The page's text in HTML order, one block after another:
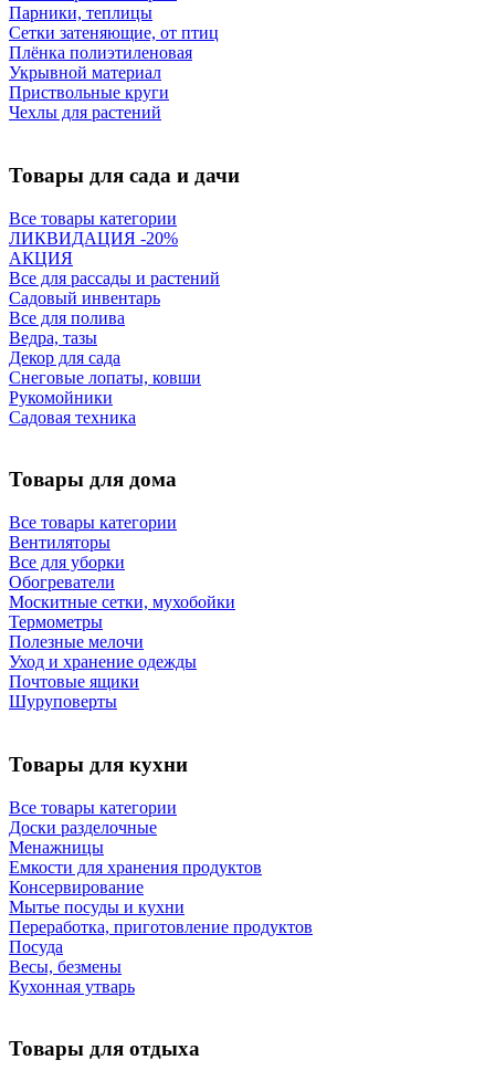
Парники, теплицы
Сетки затеняющие, от птиц
Плёнка полиэтиленовая
Укрывной материал
Приствольные круги
Чехлы для растений
Товары для сада и дачи
Все товары категории
ЛИКВИДАЦИЯ -20%
АКЦИЯ
Все для рассады и растений
Садовый инвентарь
Все для полива
Ведра, тазы
Декор для сада
Снеговые лопаты, ковши
Рукомойники
Садовая техника
Товары для дома
Все товары категории
Вентиляторы
Все для уборки
Обогреватели
Москитные сетки, мухобойки
Термометры
Полезные мелочи
Уход и хранение одежды
Почтовые ящики
Шуруповерты
Товары для кухни
Все товары категории
Доски разделочные
Менажницы
Емкости для хранения продуктов
Консервирование
Мытье посуды и кухни
Переработка, приготовление продуктов
Посуда
Весы, безмены
Кухонная утварь
Товары для отдыха